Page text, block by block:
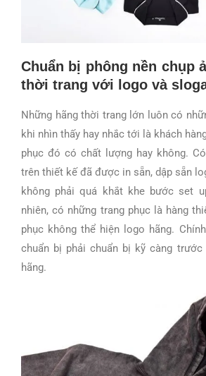
Chuẩn bị phông nền chụp
thời trang với logo và
Những hãng thời trang lớn luôn có
khi nhìn thấy hay nhắc tới là khách
phục đó có chất lượng hay không.
trên thiết kế đã được in sẵn, dập sẵn
không phải quá khắt khe bước set
nhiên, có những trang phục là hàng
phục không thể hiện logo hãng.
chuẩn bị phải chuẩn bị kỹ càng
hãng.